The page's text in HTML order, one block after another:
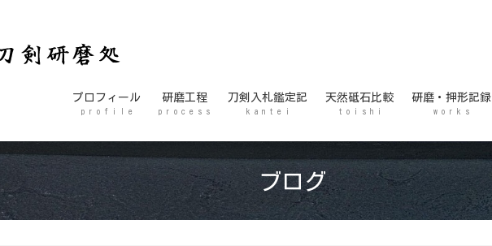
プロフィール
p r o f i l e
研磨工程
p r o c e s s
刀剣入札鑑定記
k a n t e i
天然砥石比較
t o i s h i
研磨・押形記録
w o r k s
ブログ